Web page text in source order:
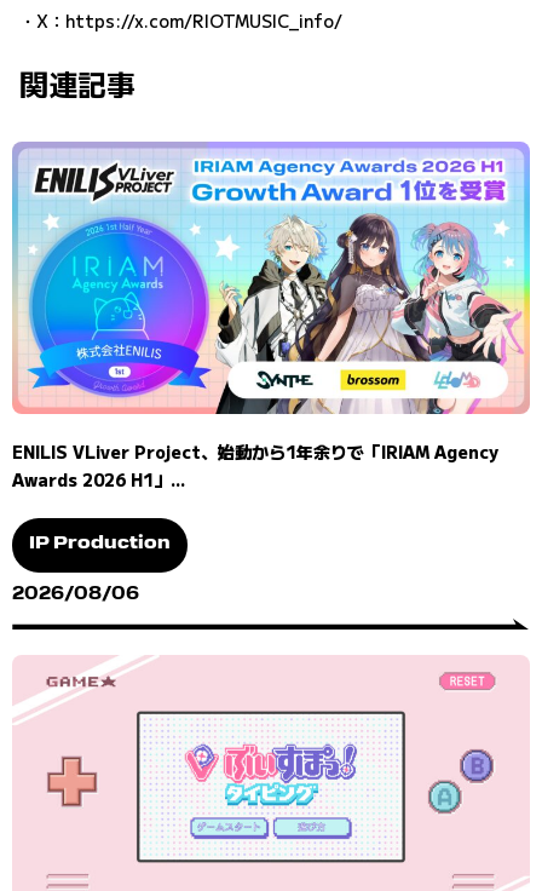
・X： https://x.com/RIOTMUSIC_info/
関連記事
ENILIS VLiver Project、始動から1年余りで「IRIAM Agency
Awards 2026 H1」...
IP Production
2026/08/06